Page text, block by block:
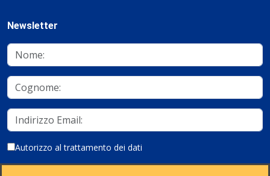
Newsletter
Autorizzo al trattamento dei dati